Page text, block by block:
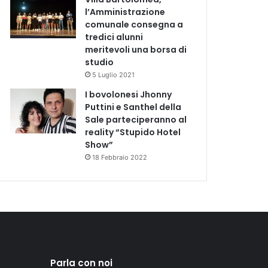
l’Amministrazione
comunale consegna a
tredici alunni
meritevoli una borsa di
studio
5 Luglio 2021
I bovolonesi Jhonny
Puttini e Santhel della
Sale parteciperanno al
reality “Stupido Hotel
Show”
18 Febbraio 2022
Parla con noi